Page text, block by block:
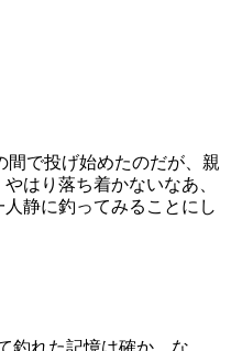
間で投げ始めたのだが、親
はり落ち着かないなあ、
静に釣ってみることにし
釣れた記憶は確か、な